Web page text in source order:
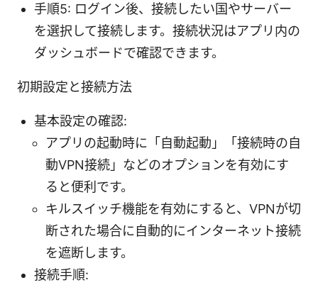
手順5: ログイン後、接続したい国やサーバー
を選択して接続します。接続状況はアプリ内の
ダッシュボードで確認できます。
初期設定と接続方法
基本設定の確認:
アプリの起動時に「自動起動」「接続時の自
動VPN接続」などのオプションを有効にす
ると便利です。
キルスイッチ機能を有効にすると、VPNが切
断された場合に自動的にインターネット接続
を遮断します。
接続手順: